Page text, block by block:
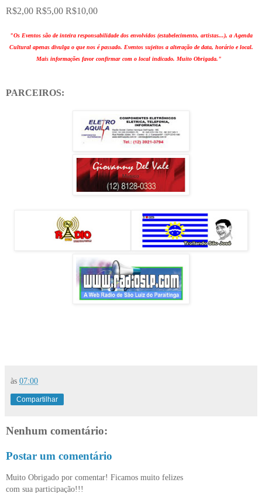
R$2,00 R$5,00 R$10,00
"Os Eventos são de inteira responsabilidade dos envolvidos (estabelecimento, artistas...), a Agenda
Cultural apenas divulga o que nos é passado. Eventos sujeitos a alteração de data, horário e local.
Mais informações favor confirmar com o local indicado. Muito Obrigada."
PARCEIROS:
às 07:00
Compartilhar
Nenhum comentário:
Postar um comentário
Muito Obrigado por comentar! Ficamos muito felizes
com sua participação!!!